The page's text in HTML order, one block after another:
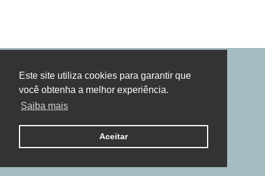
Este site utiliza cookies para garantir que
você obtenha a melhor experiência.
Saiba mais
Aceitar
Back
To
TwitterYouTubePinterest
Copyright. All Rights Reserved.